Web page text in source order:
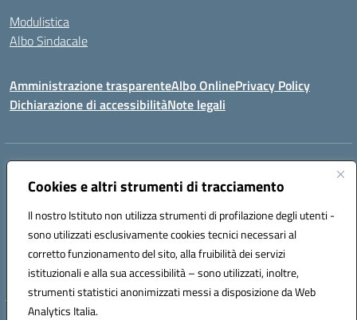
Cookies e altri strumenti di tracciamento
Il nostro Istituto non utilizza strumenti di profilazione degli utenti -
sono utilizzati esclusivamente cookies tecnici necessari al
corretto funzionamento del sito, alla fruibilità dei servizi
istituzionali e alla sua accessibilità – sono utilizzati, inoltre,
strumenti statistici anonimizzati messi a disposizione da Web
Analytics Italia.
Modulistica
Albo Sindacale
Amministrazione trasparenteAlbo OnlinePrivacy Policy
Dichiarazione di accessibilitàNote legali
Indirizzo:
Centralino:0994722507 Email:TAIC873006@istruzione.it
Codice fiscale: 90279480736
Codice meccanografico:
TAIC873006
Codice unico di fatturazione (CUF): 488XBQ